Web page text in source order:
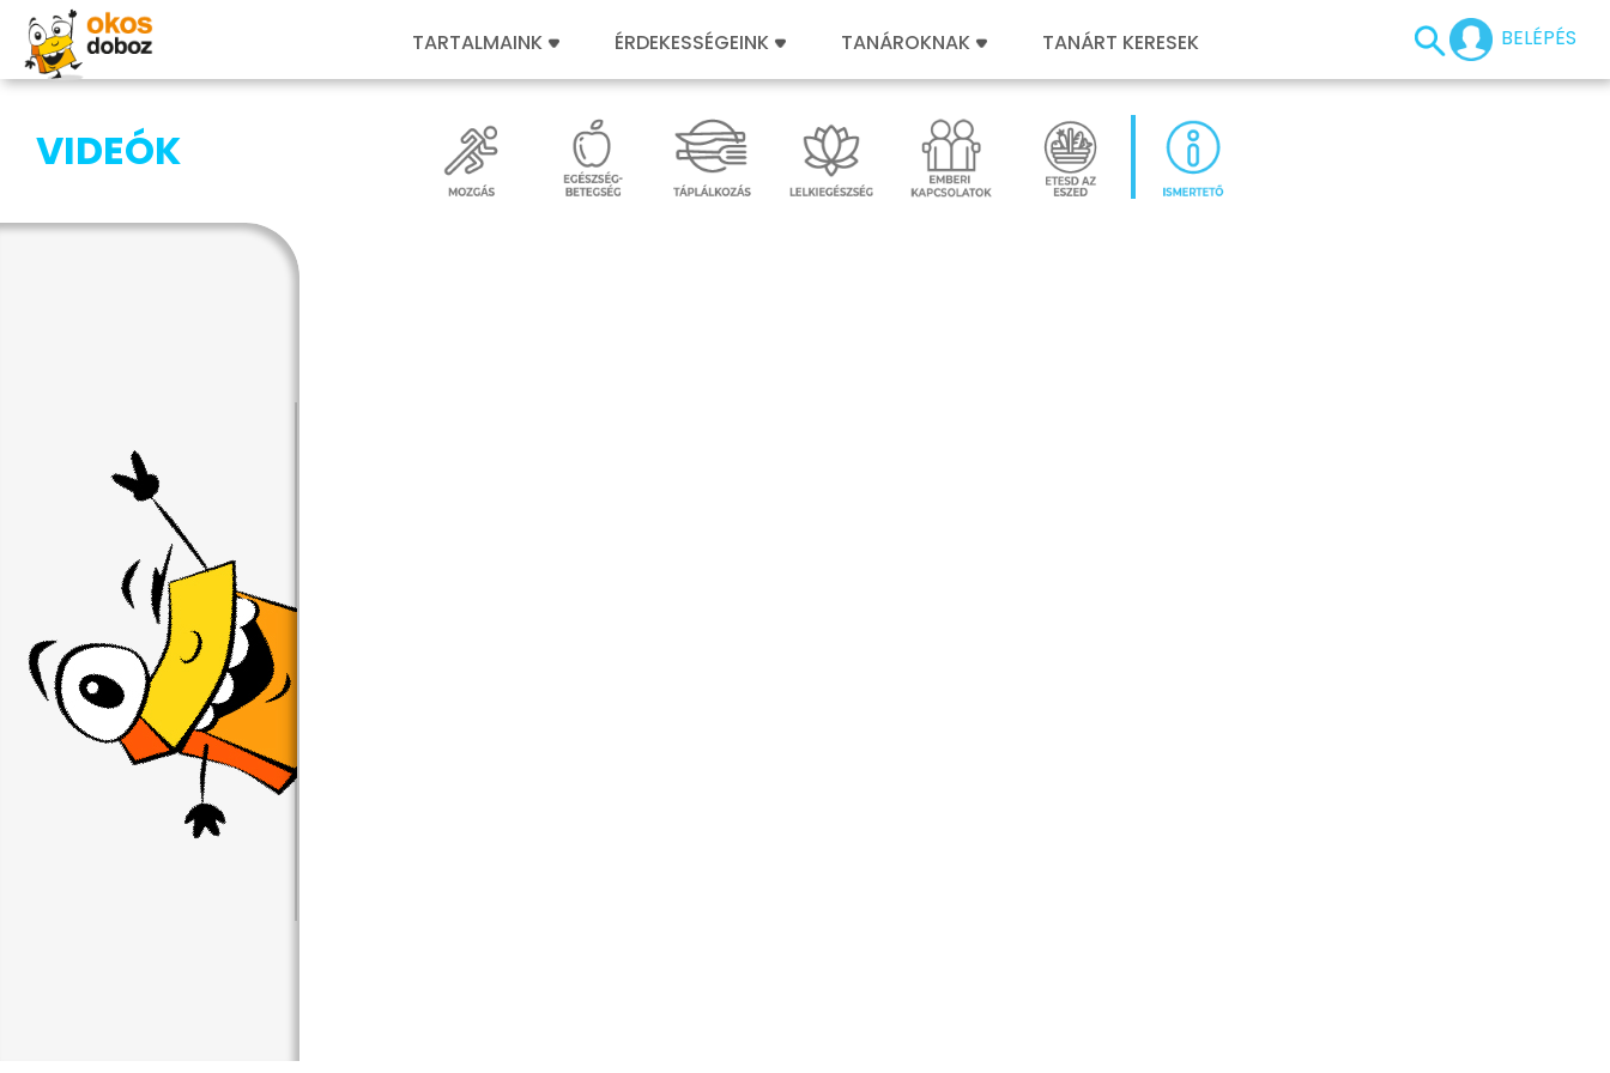
BELÉPÉS
TARTALMAINK ÉRDEKESSÉGEINK TANÁROKNAK TANÁRT KERESEK
VIDEÓK